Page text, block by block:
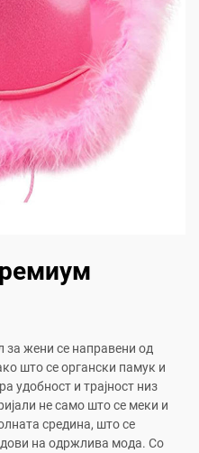
за жени се направени од
што се органски памук и
удобност и трајност низ
не само што се меки и
средина, што се
на одржлива мода. Со